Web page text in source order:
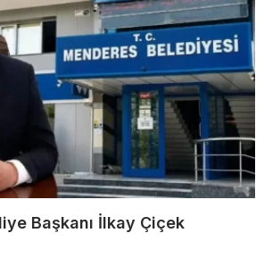
Başkanı İlkay Çiçek